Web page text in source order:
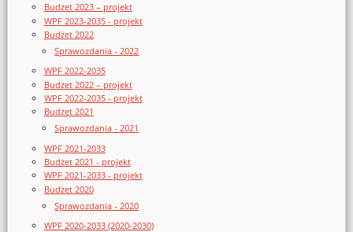
Budżet 2023 – projekt
WPF 2023-2035 - projekt
Budżet 2022
Sprawozdania - 2022
WPF 2022-2035
Budżet 2022 – projekt
WPF 2022-2035 - projekt
Budżet 2021
Sprawozdania - 2021
WPF 2021-2033
Budżet 2021 - projekt
WPF 2021-2033 - projekt
Budżet 2020
Sprawozdania - 2020
WPF 2020-2033 (2020-2030)